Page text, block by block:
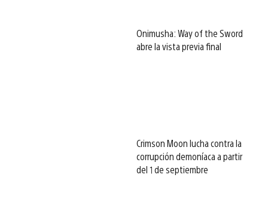
Onimusha: Way of the Sword
abre la vista previa final
Crimson Moon lucha contra la
corrupción demoníaca a partir
del 1 de septiembre